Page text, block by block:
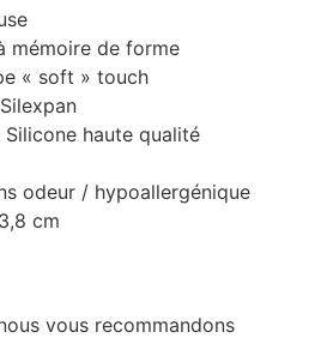
mémoire de forme
« soft » touch
haute qualité
odeur / hypoallergénique
cm
vous recommandons